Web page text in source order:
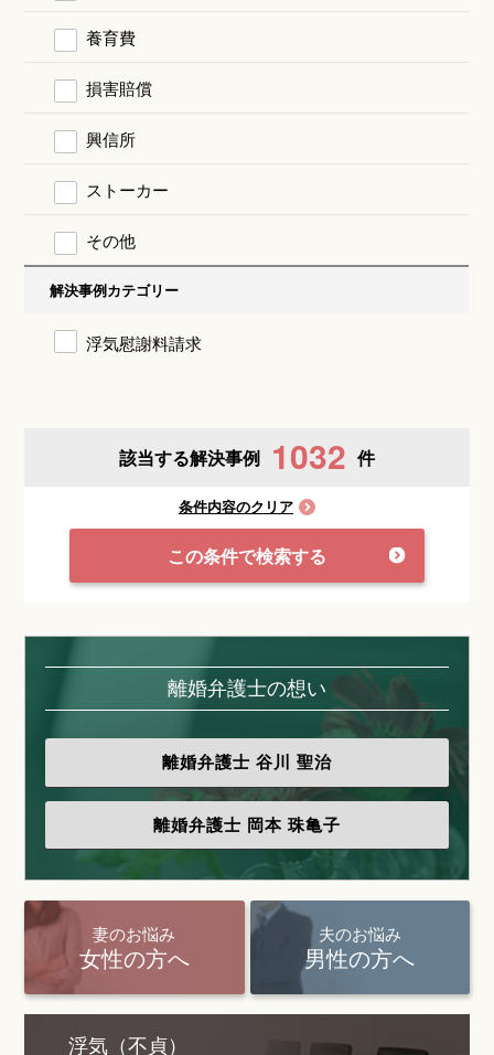
養育費
損害賠償
興信所
ストーカー
その他
解決事例カテゴリー
浮気慰謝料請求
該当する解決事例 1032 件
条件内容のクリア
この条件で検索する
離婚弁護士の想い
離婚弁護士 谷川 聖治
離婚弁護士 岡本 珠亀子
妻のお悩み
女性の方へ
夫のお悩み
男性の方へ
浮気（不貞）